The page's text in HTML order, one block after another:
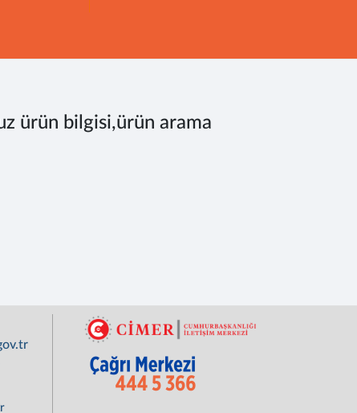
ürün bilgisi,ürün arama